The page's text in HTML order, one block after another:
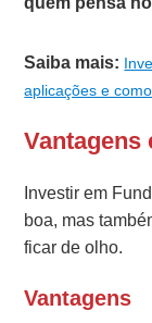
Saiba mais:
aplicações e
Investir em
boa, mas
ficar de olho.
Vantagens